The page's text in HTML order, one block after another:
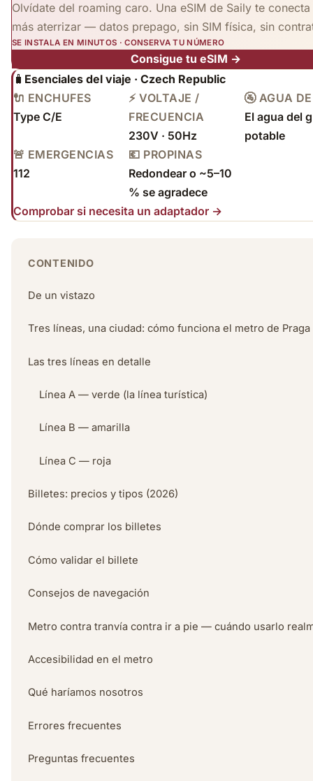
Olvídate del roaming caro. Una eSIM de Saily te conecta
más aterrizar — datos prepago, sin SIM física, sin
SE INSTALA EN MINUTOS · CONSERVA TU NÚMERO
Consigue tu eSIM →
🧳 Esenciales del viaje · Czech Republic
🔌 ENCHUFES
Type C/E
⚡ VOLTAJE /
FRECUENCIA
230V · 50Hz
🚰 AGUA
El agua del
potable
🚨 EMERGENCIAS
112
💶 PROPINAS
Redondear o ~5–10
% se agradece
Comprobar si necesita un adaptador →
CONTENIDO
De un vistazo
Tres líneas, una ciudad: cómo funciona el metro de Praga
Las tres líneas en detalle
Línea A — verde (la línea turística)
Línea B — amarilla
Línea C — roja
Billetes: precios y tipos (2026)
Dónde comprar los billetes
Cómo validar el billete
Consejos de navegación
Metro contra tranvía contra ir a pie — cuándo usarlo
Accesibilidad en el metro
Qué haríamos nosotros
Errores frecuentes
Preguntas frecuentes